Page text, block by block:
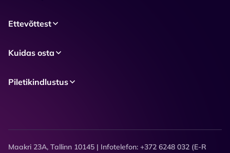
Ettevõttest
Kuidas osta
Piletikindlustus
Maakri 23A, Tallinn 10145 | Infotelefon: +372 6248 032 (E-R